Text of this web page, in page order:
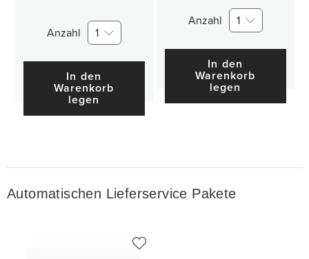
Anzahl 1
In den
Warenkorb
legen
Anzahl 1
In den
Warenkorb
legen
Automatischen Lieferservice Pakete